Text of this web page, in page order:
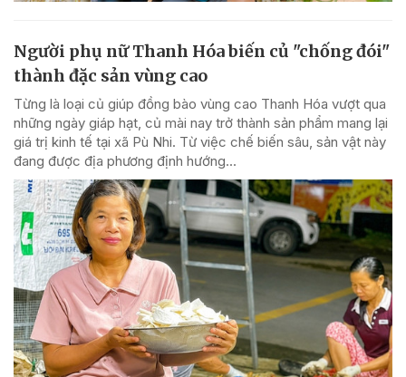
Người phụ nữ Thanh Hóa biến củ "chống đói"
thành đặc sản vùng cao
Từng là loại củ giúp đồng bào vùng cao Thanh Hóa vượt qua
những ngày giáp hạt, củ mài nay trở thành sản phẩm mang lại
giá trị kinh tế tại xã Pù Nhi. Từ việc chế biến sâu, sản vật này
đang được địa phương định hướng...